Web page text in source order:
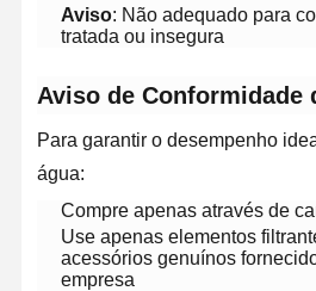
​Aviso​​: Não adequado para
tratada ou insegura
​Aviso de Conformidade
Para garantir o desempenho
água:
Compre apenas através de
Use apenas elementos
acessórios genuínos
empresa